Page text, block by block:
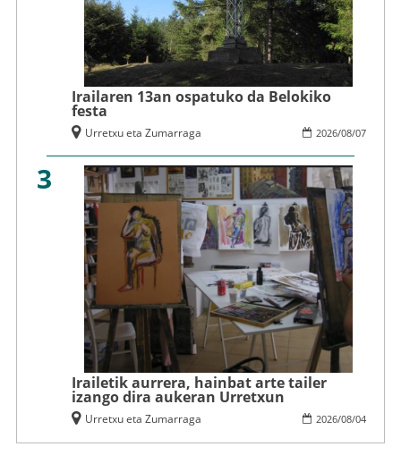
Irailaren 13an ospatuko da Belokiko
festa
2026/08/07
Urretxu eta Zumarraga
3
Irailetik aurrera, hainbat arte tailer
izango dira aukeran Urretxun
2026/08/04
Urretxu eta Zumarraga